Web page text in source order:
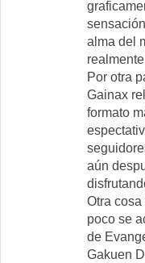
alma del
Por otra
Gainax
formato
aún
Otra
poco se
de
Gakuen